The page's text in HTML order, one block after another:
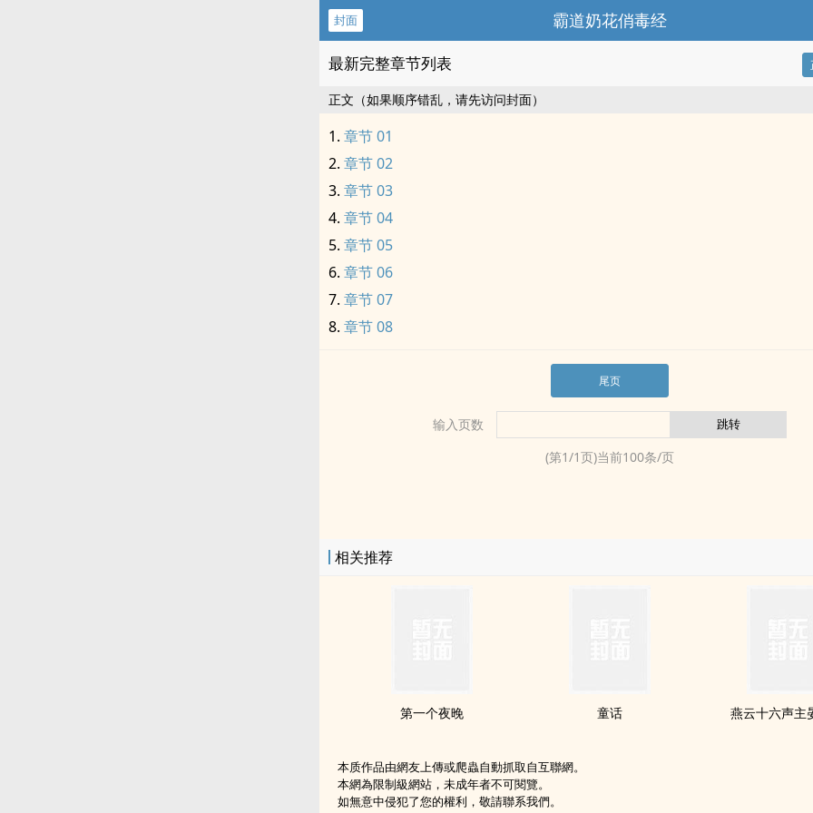
封面 霸道奶花俏毒经
最新完整章节列表
正文（如果顺序错乱，请先访问封面）
章节 01
章节 02
章节 03
章节 04
章节 05
章节 06
章节 07
章节 08
尾页
输入页数
(第1/1页)当前100条/页
相关推荐
第一个夜晚 童话 燕云十六声主
本质作品由網友上傳或爬蟲自動抓取自互聯網。
本網為限制級網站，未成年者不可閱覽。
如無意中侵犯了您的權利，敬請聯系我們。